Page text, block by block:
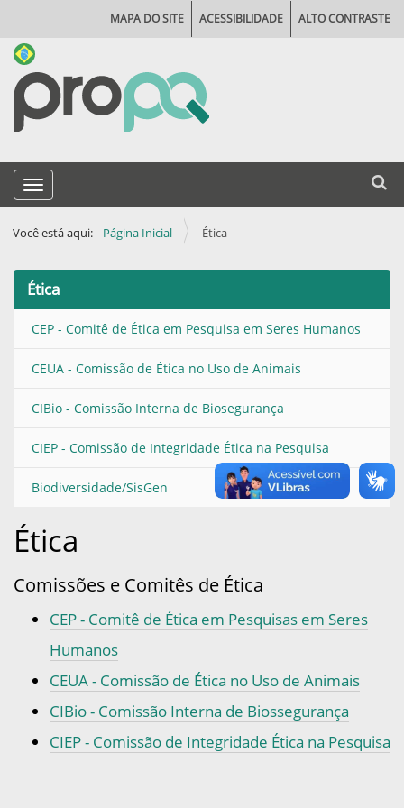
Busca
MAPA DO SITE ACESSIBILIDADE ALTO CONTRASTE
Toggle navigation
Você está aqui: Página Inicial Ética
Ética
CEP - Comitê de Ética em Pesquisa em Seres Humanos
CEUA - Comissão de Ética no Uso de Animais
CIBio - Comissão Interna de Biosegurança
CIEP - Comissão de Integridade Ética na Pesquisa
Biodiversidade/SisGen
Ética
Comissões e Comitês de Ética
CEP - Comitê de Ética em Pesquisas em Seres
Humanos
CEUA - Comissão de Ética no Uso de Animais
CIBio - Comissão Interna de Biossegurança
CIEP - Comissão de Integridade Ética na Pesquisa